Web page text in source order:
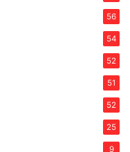
56
54
52
51
52
25
9